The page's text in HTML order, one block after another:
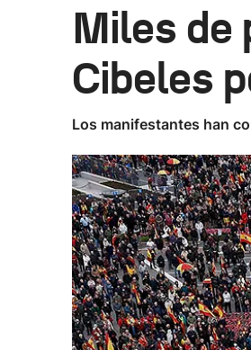
Miles de
Cibeles
Los manifestantes han